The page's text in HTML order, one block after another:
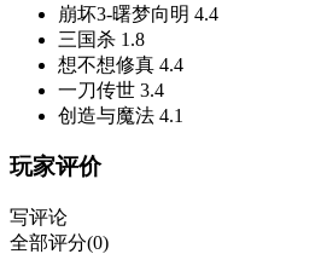
崩坏3-曙梦向明 4.4
三国杀 1.8
想不想修真 4.4
一刀传世 3.4
创造与魔法 4.1
玩家评价
写评论
全部评分(0)